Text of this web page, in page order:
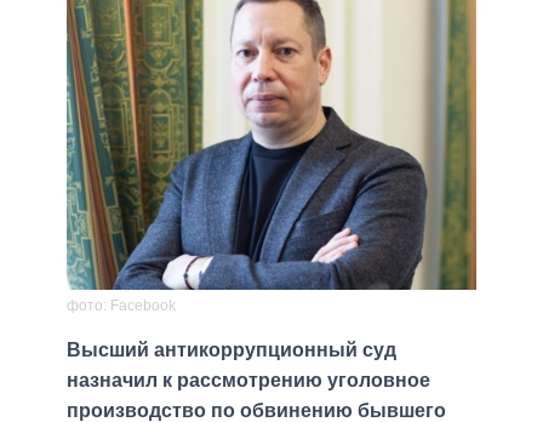
фото: Facebook
Высший антикоррупционный суд
назначил к рассмотрению уголовное
производство по обвинению бывшего